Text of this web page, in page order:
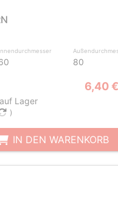
80
6,40 €
Lager
)
IN DEN WARENKORB